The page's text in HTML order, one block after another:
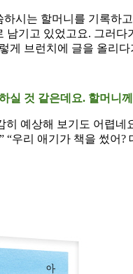
시는 할머니를 기록하
기고 있었고요. 그러
브런치에 글을 올리
것 같은데요. 할머니
예상해 보기도 어렵
“우리 애기가 책을 썼어?